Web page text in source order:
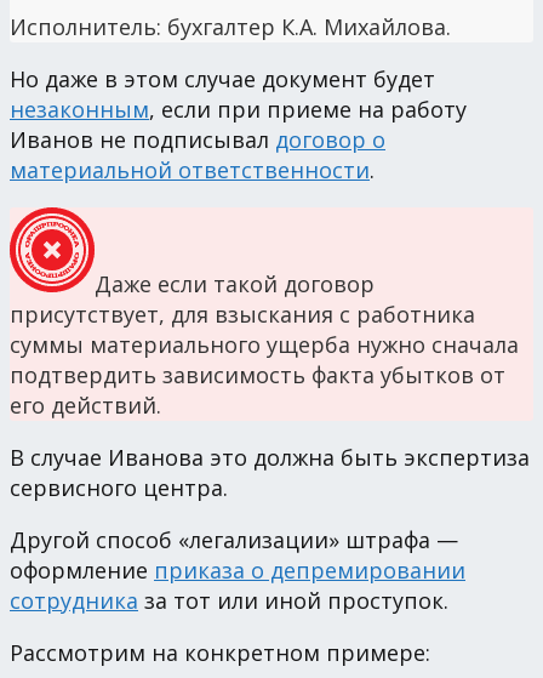
Исполнитель: бухгалтер К.А. Михайлова.
Но даже в этом случае документ будет
незаконным, если при приеме на работу
Иванов не подписывал договор о
материальной ответственности.
Даже если такой договор
присутствует, для взыскания с работника
суммы материального ущерба нужно сначала
подтвердить зависимость факта убытков от
его действий.
В случае Иванова это должна быть экспертиза
сервисного центра.
Другой способ «легализации» штрафа —
оформление приказа о депремировании
сотрудника за тот или иной проступок.
Рассмотрим на конкретном примере: